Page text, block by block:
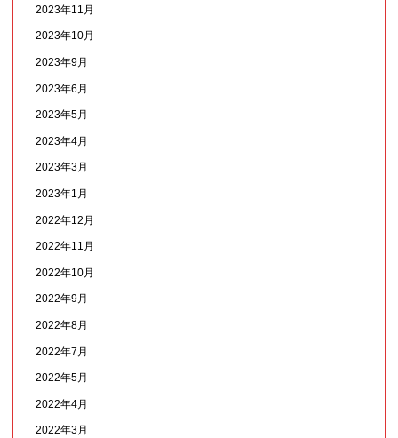
2023年11月
2023年10月
2023年9月
2023年6月
2023年5月
2023年4月
2023年3月
2023年1月
2022年12月
2022年11月
2022年10月
2022年9月
2022年8月
2022年7月
2022年5月
2022年4月
2022年3月